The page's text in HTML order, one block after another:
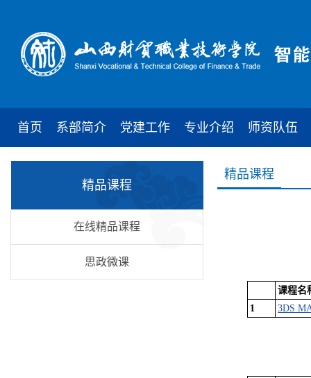
首页 系部简介 党建工作 专业介绍 师资队伍
精品课程
在线精品课程
思政微课
精品课程
课程名
1
3DS